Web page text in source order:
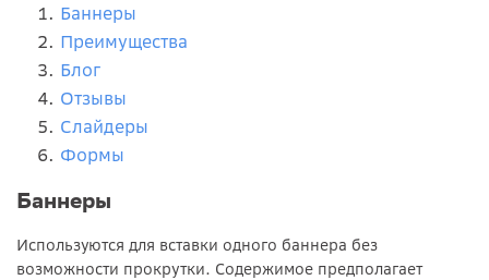
Баннеры
Преимущества
Блог
Отзывы
Слайдеры
Формы
Баннеры
Используются для вставки одного баннера без
возможности прокрутки. Содержимое предполагает